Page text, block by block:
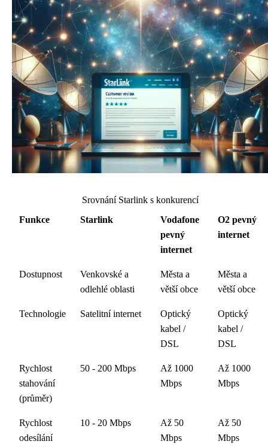
Srovnání Starlink s konkurencí
Funkce
Starlink
Vodafone
pevný
internet
O2 pevný
internet
Dostupnost
Venkovské a
odlehlé oblasti
Města a
větší obce
Města a
větší obce
Technologie Satelitní internet
Optický
kabel /
DSL
Optický
kabel /
DSL
Rychlost
stahování
(průměr)
50 - 200 Mbps
Až 1000
Mbps
Až 1000
Mbps
Rychlost
odesílání
10 - 20 Mbps
Až 50
Mbps
Až 50
Mbps